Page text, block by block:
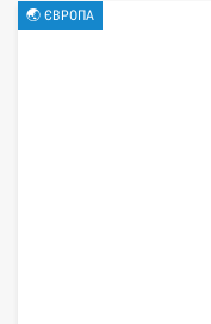
🌏 ЄВРОПА